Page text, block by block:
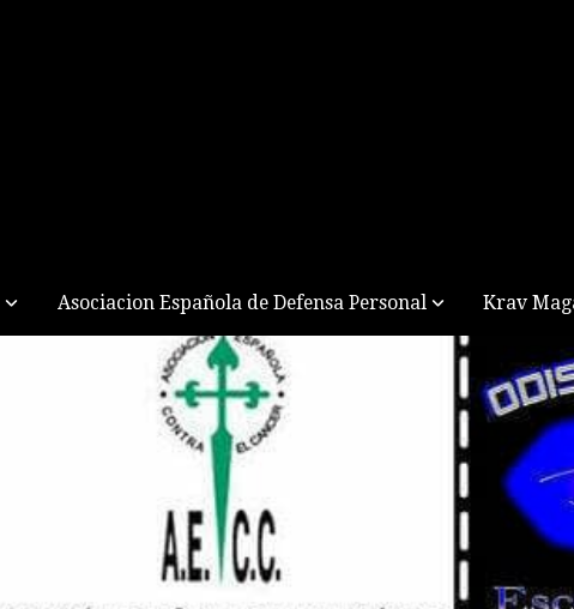
Asociacion Española de Defensa Personal Krav